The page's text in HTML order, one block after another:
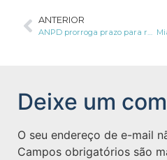
ANTERIOR
ANPD prorroga prazo para recebimento de contribuições da consulta pública sobre a norma de aplicação da LGPD para microempresas e empresas de pequeno porte
Deixe um
O seu endereço de e-mail
Campos obrigatórios são